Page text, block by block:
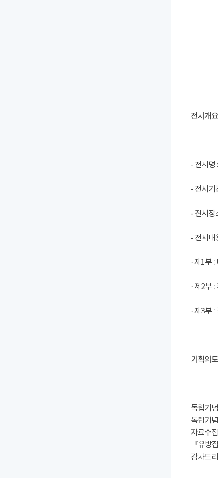
전시개요
- 전시명
- 전시기
- 전시장
- 전시내
· 제1부
· 제2부
· 제3부
기획의도
독립기
독립기
자료수
『유방
감사드